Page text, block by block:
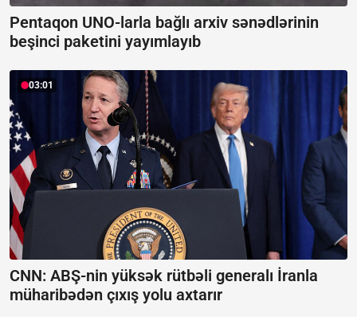
Pentaqon UNO-larla bağlı arxiv sənədlərinin
beşinci paketini yayımlayıb
03:01
CNN: ABŞ-nin yüksək rütbəli generalı İranla
müharibədən çıxış yolu axtarır